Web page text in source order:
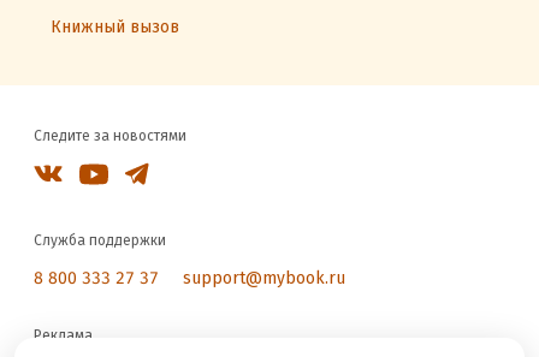
Книжный вызов
Следите за новостями
Служба поддержки
8 800 333 27 37 support@mybook.ru
Реклама